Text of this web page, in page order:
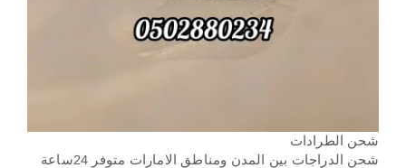
شحن الطرادات
شحن الدراجات بين المدن ومناطق الامارات متوفر 24ساعة